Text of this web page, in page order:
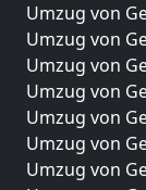
Umzug von
Umzug von
Umzug von
Umzug von
Umzug von
Umzug von
Umzug von